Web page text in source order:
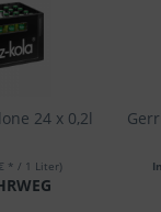
24 x 0,2l
* / 1 Liter)